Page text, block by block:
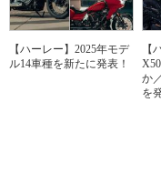
【ハーレー】2025年モデ
ル14車種を新たに発表！
【
か
を